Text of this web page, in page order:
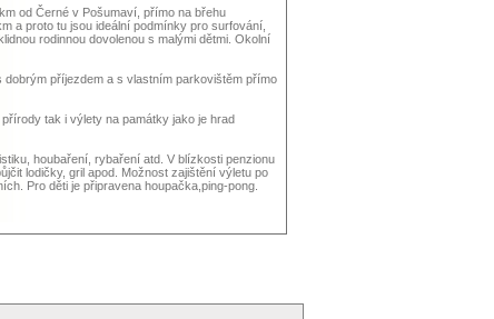
od Černé v Pošumaví, přímo na břehu
a proto tu jsou ideální podmínky pro surfování,
rodinnou dovolenou s malými dětmi. Okolní
příjezdem a s vlastním parkovištěm přímo
tak i výlety na památky jako je hrad
houbaření, rybaření atd. V blízkosti penzionu
lodičky, gril apod. Možnost zajištění výletu po
Pro děti je připravena houpačka,ping-pong.